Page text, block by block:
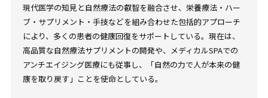
現代医学の知見と自然療法の叡智を融合させ、栄養療法・ハー
ブ・サプリメント・手技などを組み合わせた包括的アプローチ
により、多くの患者の健康回復をサポートしている。現在は、
高品質な自然療法サプリメントの開発や、メディカルSPAでの
アンチエイジング医療にも従事し、「自然の力で人が本来の健
康を取り戻す」ことを使命としている。